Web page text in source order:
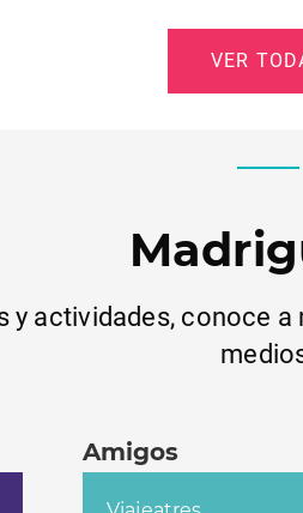
VER
actividades, conoce
Amigos